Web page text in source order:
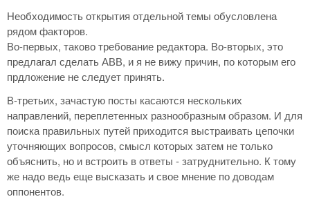
Необходимость открытия отдельной темы обусловлена
рядом факторов.
Во-первых, таково требование редактора. Во-вторых, это
предлагал сделать АВВ, и я не вижу причин, по которым его
прдложение не следует принять.
В-третьих, зачастую посты касаются нескольких
направлений, переплетенных разнообразным образом. И для
поиска правильных путей приходится выстраивать цепочки
уточняющих вопросов, смысл которых затем не только
объяснить, но и встроить в ответы - затруднительно. К тому
же надо ведь еще высказать и свое мнение по доводам
оппонентов.